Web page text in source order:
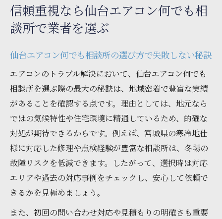
信頼重視なら仙台エアコン何でも相
談所で業者を選ぶ
仙台エアコン何でも相談所の選び方で失敗しない秘訣
エアコンのトラブル解決において、仙台エアコン何でも
相談所を選ぶ際の最大の秘訣は、地域密着で豊富な実績
があることを確認する点です。理由としては、地元なら
ではの気候特性や住宅環境に精通しているため、的確な
対処が期待できるからです。例えば、宮城県の寒冷地仕
様に対応した修理や点検経験が豊富な相談所は、冬場の
故障リスクを低減できます。したがって、選択時は対応
エリアや過去の対応事例をチェックし、安心して依頼で
きるかを見極めましょう。
また、初回の問い合わせ対応や見積もりの明確さも重要